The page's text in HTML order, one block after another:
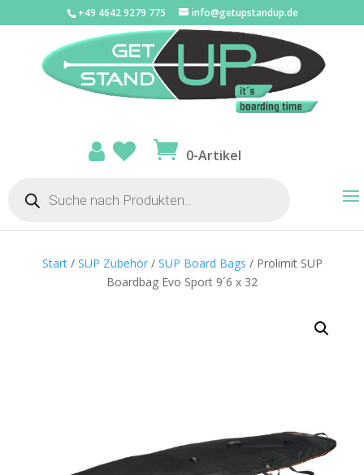
+49 4642 9279 775 info@getupstandup.de
0-Artikel
search
Start/ SUP Zubehör/ SUP Board Bags / Prolimit SUP
Boardbag Evo Sport 9´6 x 32